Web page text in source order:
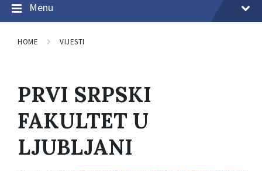
Menu
HOME VIJESTI
PRVI SRPSKI
FAKULTET U
LJUBLJANI